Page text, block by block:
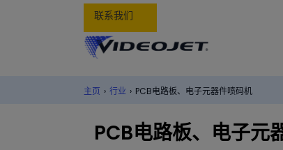
联系我们
主页 › 行业 › PCB电路板、电子元器件喷码机
PCB电路板、电子元